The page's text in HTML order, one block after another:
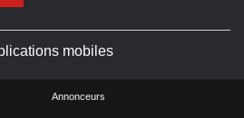
mobiles
Annonceurs